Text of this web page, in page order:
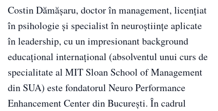
Costin Dămășaru, doctor în management, licențiat
în psihologie și specialist în neuroștiințe aplicate
în leadership, cu un impresionant background
educațional internațional (absolventul unui curs de
specialitate al MIT Sloan School of Management
din SUA) este fondatorul Neuro Performance
Enhancement Center din București. În cadrul